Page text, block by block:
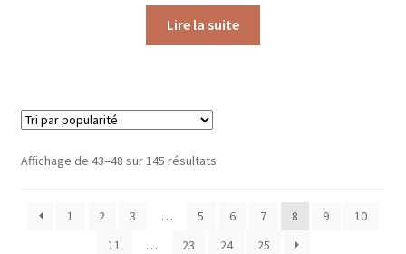
Lire la suite
Affichage de 43–48 sur 145 résultatsTrié
1
2 3 … 5 6 7 8 9
10
11
… 23 24 25